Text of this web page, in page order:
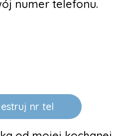
nr tel
numer telefonu.
drugi